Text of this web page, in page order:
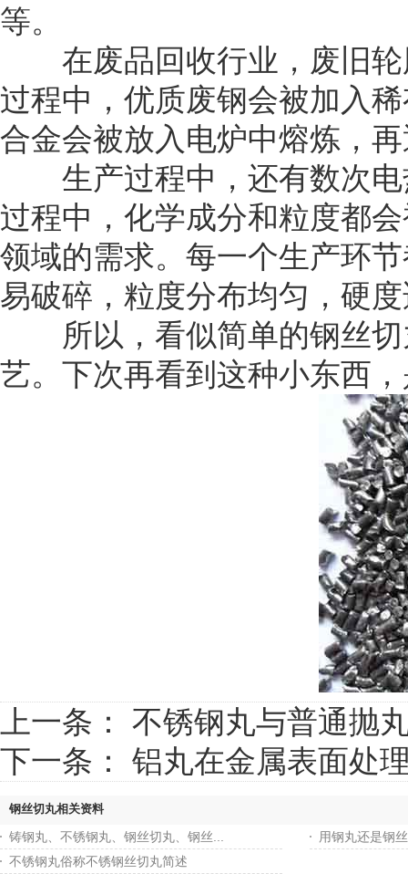
等。
在废品回收行业，废旧轮
过程中，优质废钢会被加入
合金会被放入电炉中熔炼，
生产过程中，还有数次电
过程中，化学成分和粒度都
领域的需求。每一个生产环
易破碎，粒度分布均匀，硬
所以，看似简单的钢丝切
艺。下次再看到这种小东西
上一条： 不锈钢丸与普通抛
下一条： 铝丸在金属表面处
钢丝切丸相关资料
铸钢丸、不锈钢丸、钢丝切丸、钢丝...
用钢丸还是钢
不锈钢丸俗称不锈钢丝切丸简述